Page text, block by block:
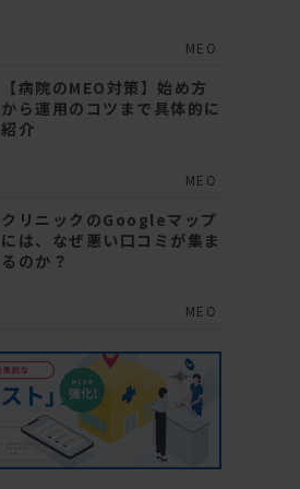
MEO
【病院のMEO対策】始め方
から運用のコツまで具体的に
紹介
MEO
クリニックのGoogleマップ
には、なぜ悪い口コミが集ま
るのか？
MEO